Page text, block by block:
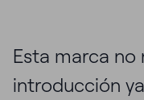
Esta marca no
introducción